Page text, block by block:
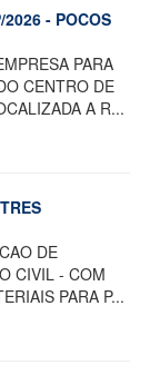
2026 - POCOS
PARA
CENTRO DE
A R...
DE
CIVIL - COM
PARA P...